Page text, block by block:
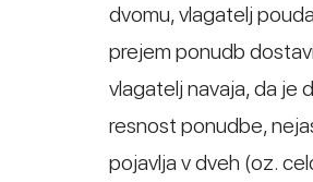
dvomu, vlagatelj
prejem ponudb
vlagatelj navaja, da je
resnost ponudbe,
pojavlja v dveh (oz.